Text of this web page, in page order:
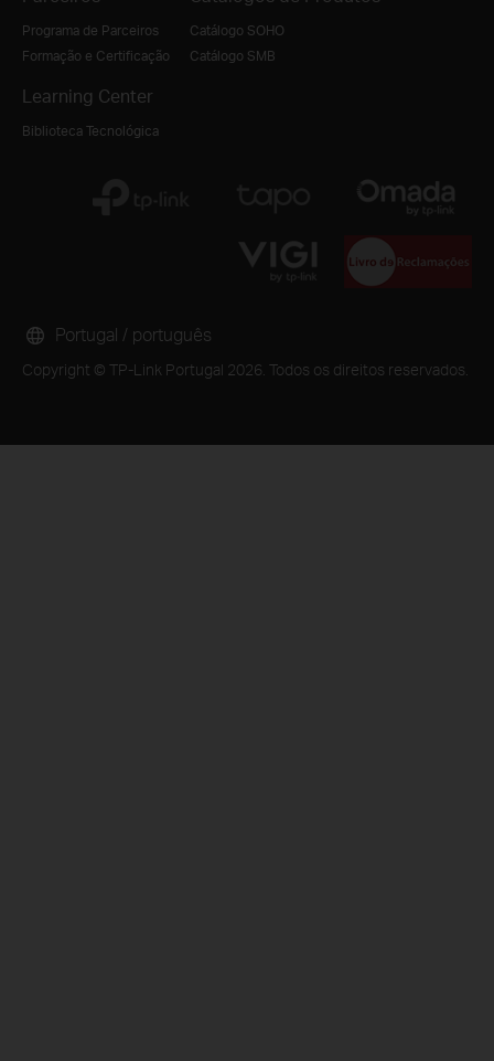
Programa de Parceiros
Formação e Certificação
Catálogo SOHO
Catálogo SMB
Learning Center
Biblioteca Tecnológica
Copyright © TP-Link Portugal 2026. Todos os direitos reservados.
Portugal / português